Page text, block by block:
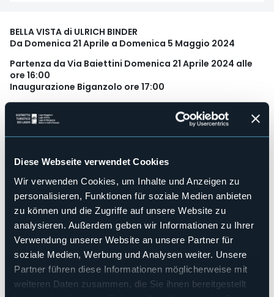
Diese Webseite verwendet Cookies
Wir verwenden Cookies, um Inhalte und Anzeigen zu
personalisieren, Funktionen für soziale Medien anbieten
zu können und die Zugriffe auf unsere Website zu
analysieren. Außerdem geben wir Informationen zu Ihrer
Verwendung unserer Website an unsere Partner für
soziale Medien, Werbung und Analysen weiter. Unsere
Partner führen diese Informationen möglicherweise mit
weiteren Daten zusammen, die Sie ihnen bereitgestellt
BELLA VISTA di ULRICH BINDER
Da Domenica 21 Aprile a Domenica 5 Maggio 2024
Partenza da Via Baiettini Domenica 21 Aprile 2024 alle
ore 16:00
Inaugurazione Biganzolo ore 17:00
Una mostra diffusa e condivisa a cura Lakeside
Serendipità e la Bellavista di Ulrich Binder
A volte l'universo si allinea e troviamo la persona giusta, nel
Binder e Lakeside. Ulrich ha scelto l'Italia, il Lago Maggiore e
Selasca; Lakeside ha trovato uno spirito affine, un artista di
talento con casa e studio a due passi dalla galleria. Un
artista con le idee chiare sul suo lavoro, un pittore di
paesaggi, o forse di eventi, momenti e atmosfere, un
pensatore dell'arte.
In collaborazione con Mydeas, NonEdicola ai Pontini, Casa di
Alice APS e Zetabi Cornici e con il patrocinio della Città di
Verbania